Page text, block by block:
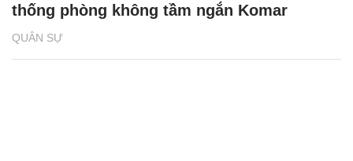
QUÂN SỰ
thống phòng không tầm ngắn Komar